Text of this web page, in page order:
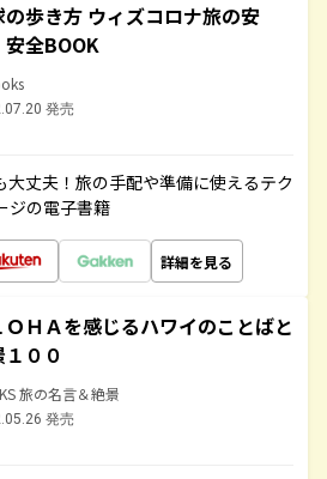
の歩き方 ウィズコロナ旅の安
安全BOOK
発売
丈夫！旅の手配や準備に使えるテク
ジの電子書籍
詳細を見る
ＯＨＡを感じるハワイのことばと
００
旅の名言＆絶景
発売